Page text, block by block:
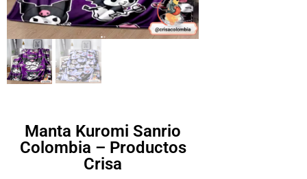
Manta Kuromi Sanrio
Colombia – Productos
Crisa